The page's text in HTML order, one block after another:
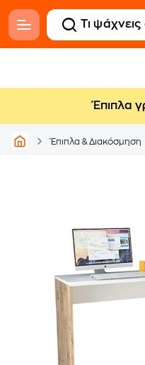
Έπιπλα
Έπιπλα & Διακόσμηση